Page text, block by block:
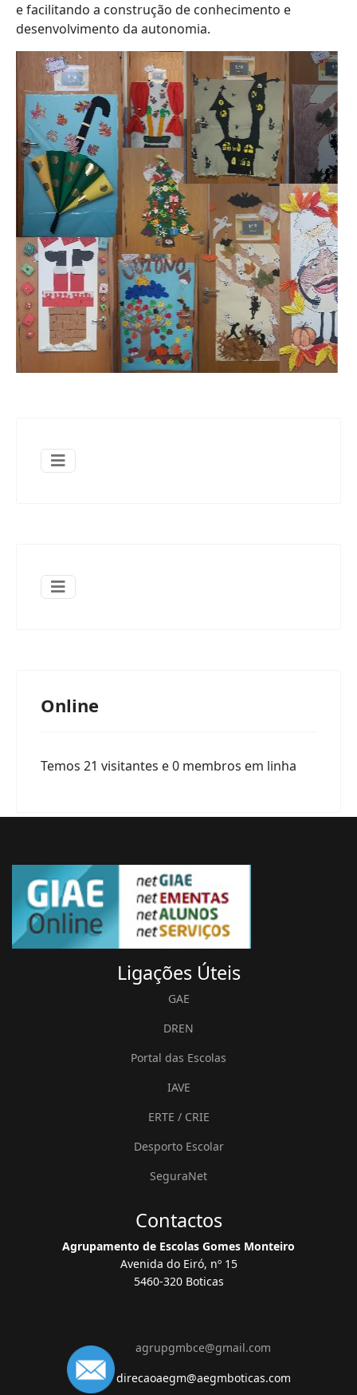
e facilitando a construção de conhecimento e
desenvolvimento da autonomia.
Online
Temos 21 visitantes e 0 membros em linha
LigaçõesÚteis
GAE
DREN
Portal das Escolas
IAVE
ERTE / CRIE
Desporto Escolar
SeguraNet
Contactos
Agrupamento de Escolas Gomes Monteiro
Avenida do Eiró, nº 15
5460-320 Boticas
agrupgmbce@gmail.com
direcaoaegm@aegmboticas.com